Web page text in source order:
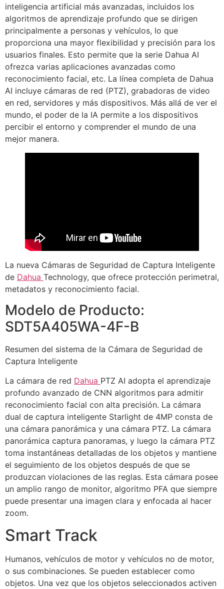
inteligencia artificial más avanzadas, incluidos los
algoritmos de aprendizaje profundo que se dirigen
principalmente a personas y vehículos, lo que
proporciona una mayor flexibilidad y precisión para los
usuarios finales. Esto permite que la serie Dahua AI
ofrezca varias aplicaciones avanzadas como
reconocimiento facial, etc. La línea completa de Dahua
AI incluye cámaras de red (PTZ), grabadoras de video
en red, servidores y más dispositivos. Más allá de ver el
mundo, el poder de la IA permite a los dispositivos
percibir el entorno y comprender el mundo de una
mejor manera.
La nueva Cámaras de Seguridad de Captura Inteligente
de Dahua Technology, que ofrece protección perimetral,
metadatos y reconocimiento facial.
Modelo de Producto:
SDT5A405WA-4F-B
Resumen del sistema de la Cámara de Seguridad de
Captura Inteligente
La cámara de red Dahua PTZ AI adopta el aprendizaje
profundo avanzado de CNN algoritmos para admitir
reconocimiento facial con alta precisión. La cámara
dual de captura inteligente Starlight de 4MP consta de
una cámara panorámica y una cámara PTZ. La cámara
panorámica captura panoramas, y luego la cámara PTZ
toma instantáneas detalladas de los objetos y mantiene
el seguimiento de los objetos después de que se
produzcan violaciones de las reglas. Esta cámara posee
un amplio rango de monitor, algoritmo PFA que siempre
puede presentar una imagen clara y enfocada al hacer
zoom.
Smart Track
Humanos, vehículos de motor y vehículos no de motor,
o sus combinaciones. Se pueden establecer como
objetos. Una vez que los objetos seleccionados activen